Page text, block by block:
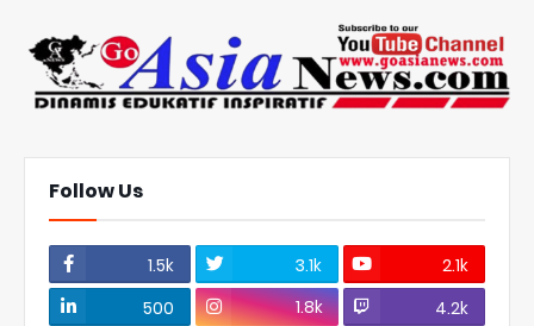
Follow Us
1.5k 3.1k
2.1k
500
1.8k 4.2k